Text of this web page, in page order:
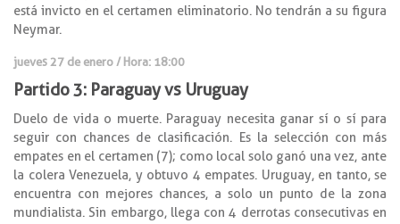
está invicto en el certamen eliminatorio. No tendrán a su figura
Neymar.
jueves 27 de enero / Hora: 18:00
Partido 3: Paraguay vs Uruguay
Duelo de vida o muerte. Paraguay necesita ganar sí o sí para
seguir con chances de clasificación. Es la selección con más
empates en el certamen (7); como local solo ganó una vez, ante
la colera Venezuela, y obtuvo 4 empates. Uruguay, en tanto, se
encuentra con mejores chances, a solo un punto de la zona
mundialista. Sin embargo, llega con 4 derrotas consecutivas en